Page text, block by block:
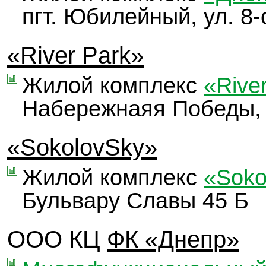
пгт. Юбилейный, ул. 8-
«River Park»
Жилой комплекс
Набережнаяя Победы,
«SokolovSky»
Жилой комплекс
Бульвару Славы 45 Б
ООО КЦ ФК «Днепр»